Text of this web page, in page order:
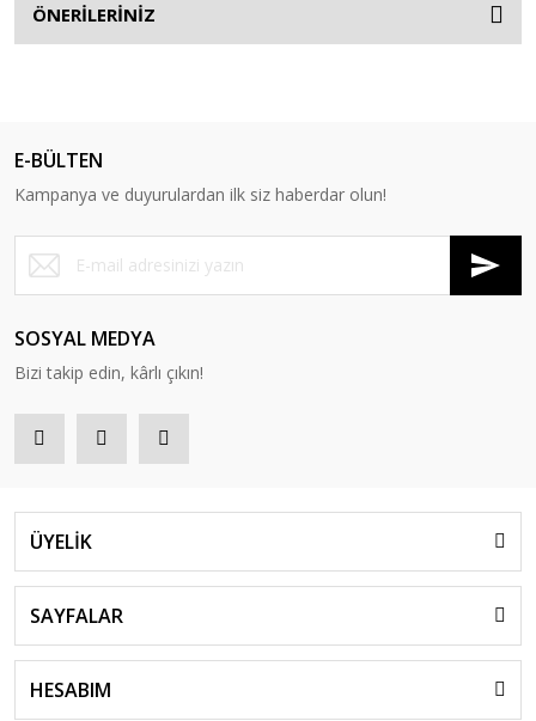
ÖNERİLERİNİZ
E-BÜLTEN
Kampanya ve duyurulardan ilk siz haberdar olun!
SOSYAL MEDYA
Bizi takip edin, kârlı çıkın!
ÜYELİK
SAYFALAR
HESABIM